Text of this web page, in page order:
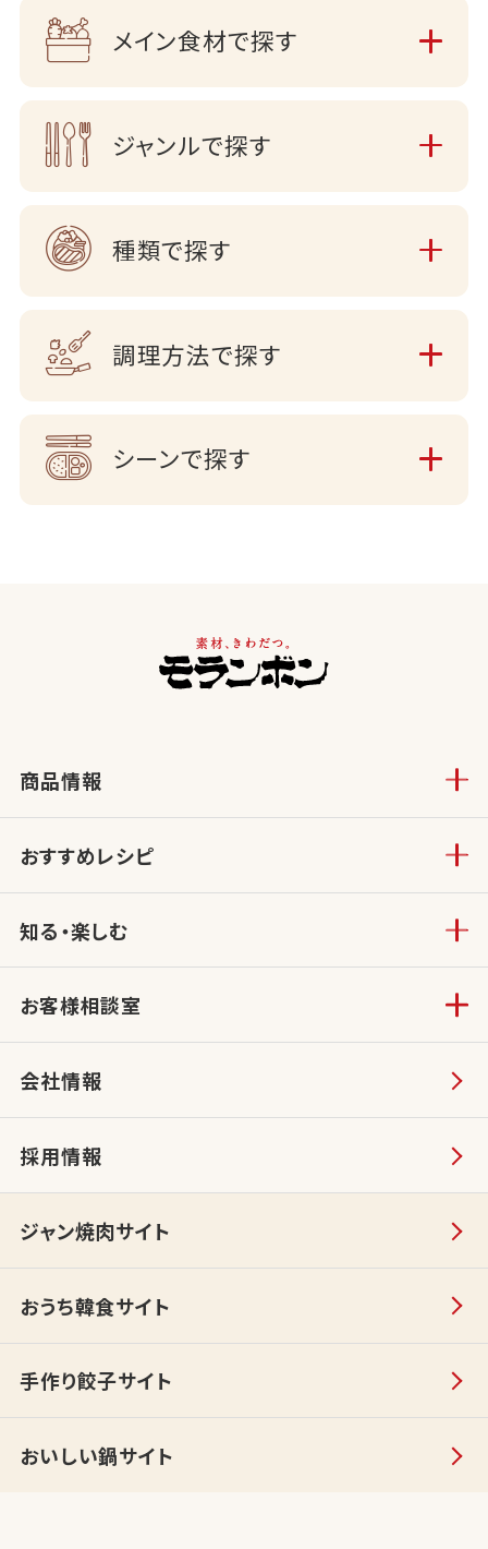
メイン食材で探す
ジャンルで探す
種類で探す
調理方法で探す
シーンで探す
商品情報
おすすめレシピ
知る・楽しむ
お客様相談室
会社情報
採用情報
ジャン焼肉サイト
おうち韓食サイト
手作り餃子サイト
おいしい鍋サイト